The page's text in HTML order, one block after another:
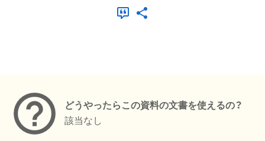
どうやったらこの資料の文書を使えるの？
該当なし